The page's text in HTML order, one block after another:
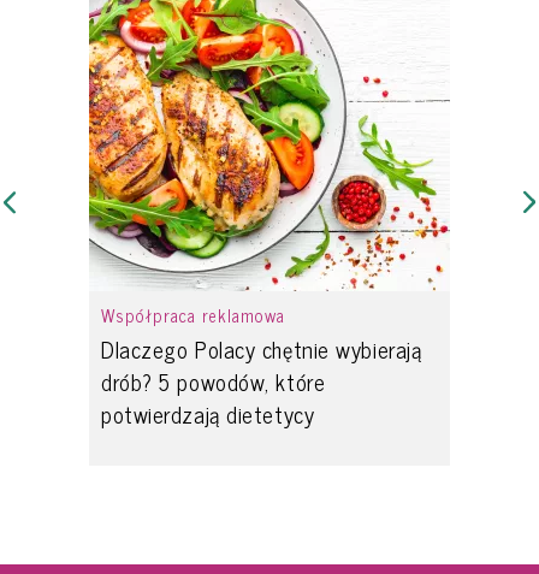
Współpraca reklamowa
Dlaczego Polacy chętnie wybierają
drób? 5 powodów, które
potwierdzają dietetycy